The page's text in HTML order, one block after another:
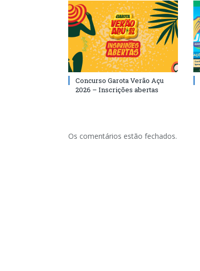
Concurso Garota Verão Açu
2026 – Inscrições abertas
Os comentários estão fechados.